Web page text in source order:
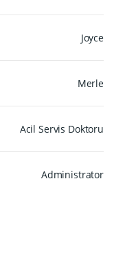
Joyce
Merle
Acil Servis Doktoru
Administrator